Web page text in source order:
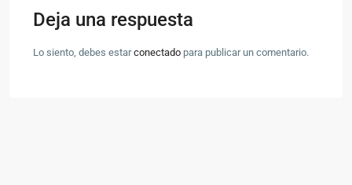
Deja una respuesta
Lo siento, debes estarconectado para publicar un comentario.